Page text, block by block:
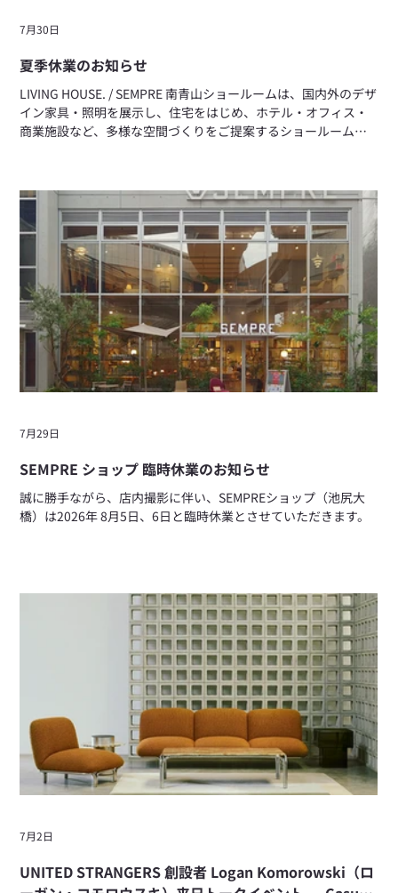
夏季休業のお知らせ
LIVING HOUSE. / SEMPRE 南青山ショールームは、国内外のデザ
イン家具・照明を展示し、住宅をはじめ、ホテル・オフィス・
商業施設など、多様な空間づくりをご提案するショールームで
き、誠にありがとうございます。 誠に勝手ながら、下記の期間
を夏季休業とさせていただきます。 休業期間：2026年8月12日
（水）～8月16日（日） 休業期間中は、ショールームでのご案
内・お打ち合わせをお休みさせていただきます。オンラインス
トアは通常どおりご利用いただけますので、ぜひご利用くださ
い。 期間中にいただいたお問い合わせにつきましては、8月17
日（月）より順次対応いたします。 ご返信までお時間をいただ
く場合がございますので、あらかじめご了承ください。 ご不便
をおかけいたしますが、何卒ご理解賜りますようお願い申し上
げます。休業明けも、変わらぬご愛顧のほど、よろしくお願い
いたします。 LIVING HOUSE./SEMPRE 南青山ショールー
7月30日
SEMPRE ショップ 臨時休業のお知らせ
誠に勝手ながら、店内撮影に伴い、SEMPREショップ（池尻大
橋）は2026年 8月5日、6日と臨時休業とさせていただきます。
7月29日
UNITED STRANGERS 創設者 Logan Komorowski（ロ
7月2日